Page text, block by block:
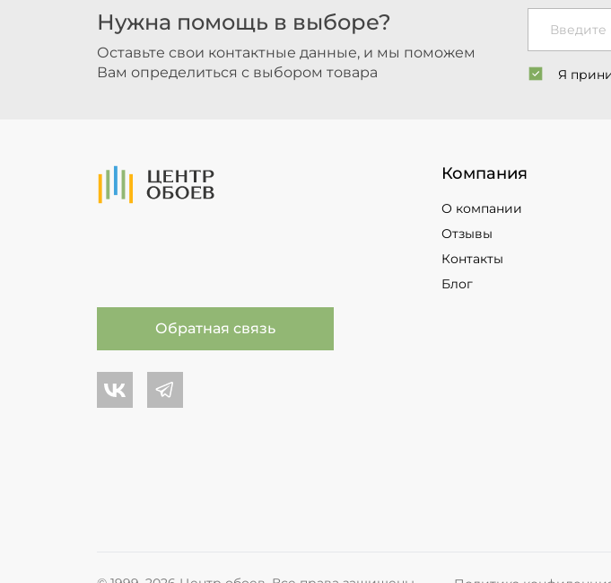
Нужна помощь в выборе?
Оставьте свои контактные данные, и мы поможем
Вам определиться с выбором товара
Введите
Я
На Главную Компания
О компании
Отзывы
Контакты
Блог
Обратная связь
Центр обоев во Вконтакте
Центр обоев в Телеграме